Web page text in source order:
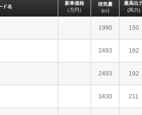
ド名
新車価格
（万円）
排気量
(cc)
最高出
(馬力)
1990 150
2493 192
2493 192
3430 211